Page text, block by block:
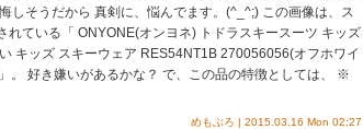
しそうだから 真剣に、悩んでます。(^_^;) この画像は、ス
ている「 ONYONE(オンヨネ) トドラスキースーツ キッズ
キッズ スキーウェア RES54NT1B 270056056(オフホワイ
。 好き嫌いがあるかな？ で、この品の特徴としては、 ※
めもぶろ | 2015.03.16 Mon 02:27